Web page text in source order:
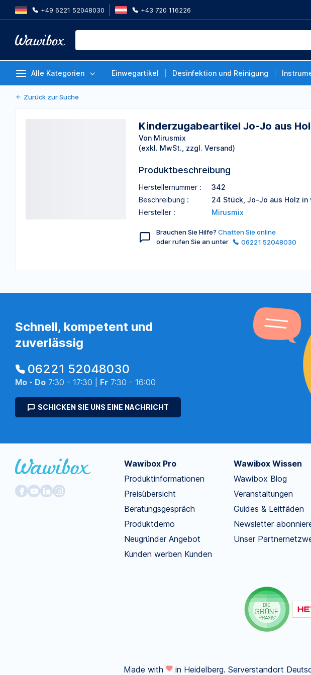
+49 6221 52048030 +43 720 116226
Alle Kategorien Einwegartikel Desinfektion und Reinigung
Kinderzugabeartikel Jo-Jo aus Holz, Packung 24
Zurück zur Suche
Kinderzugabeartikel Jo-Jo aus
Von Mirusmix
(exkl. MwSt., zzgl. Versand)
Produktbeschreibung
Herstellernummer :
342
Beschreibung :
24 Stück, Jo-Jo aus Holz in
Hersteller :
Mirusmix
Brauchen Sie Hilfe? Chatten Sie online
oder rufen Sie an unter
06221 52048030
Schnell, kompetent und
zuverlässig
06221 52048030
Mo - Do 7:30 - 17:30 | Fr 7:30 - 16:00
SCHICKEN SIE UNS EINE NACHRICHT
Wawibox Pro
Produktinformationen
Preisübersicht
Beratungsgespräch
Produktdemo
Neugründer Angebot
Kunden werben Kunden
Wawibox Wissen
Wawibox Blog
Veranstaltungen
Guides & Leitfäden
Newsletter
Unser
Made with in Heidelberg. Serverstandort